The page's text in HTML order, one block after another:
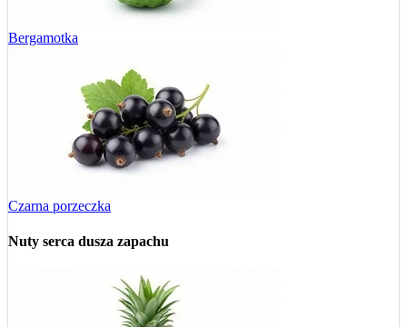
Bergamotka
Czarna porzeczka
Nuty serca dusza zapachu